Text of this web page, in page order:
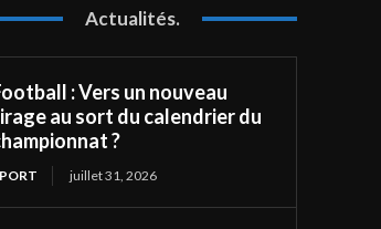
Actualités.
: Vers un nouveau
au sort du calendrier du
?
juillet 31, 2026